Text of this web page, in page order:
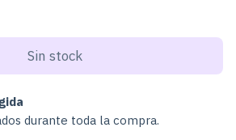
durante toda la compra.